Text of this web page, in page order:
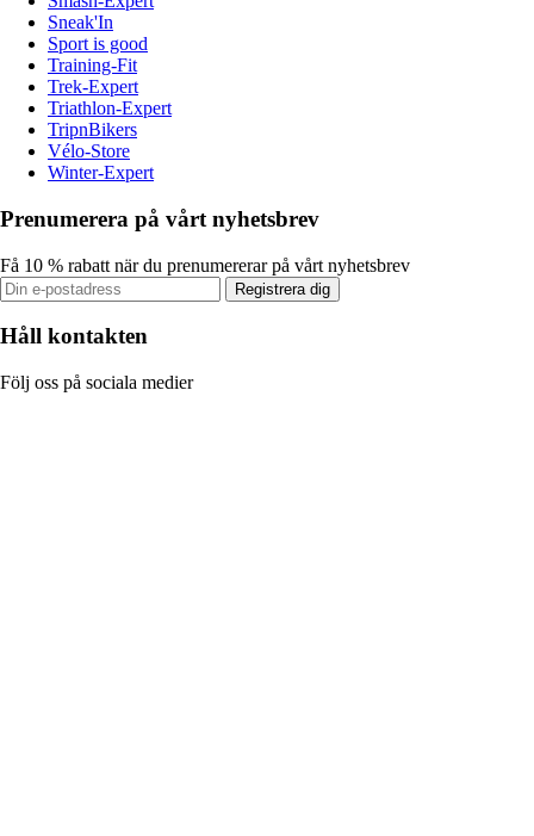
Sneak'In
Sport is good
Training-Fit
Trek-Expert
Triathlon-Expert
TripnBikers
Vélo-Store
Winter-Expert
Prenumerera på vårt nyhetsbrev
Få 10 % rabatt när du prenumererar på vårt nyhetsbrev
Registrera dig
Håll kontakten
Följ oss på sociala medier